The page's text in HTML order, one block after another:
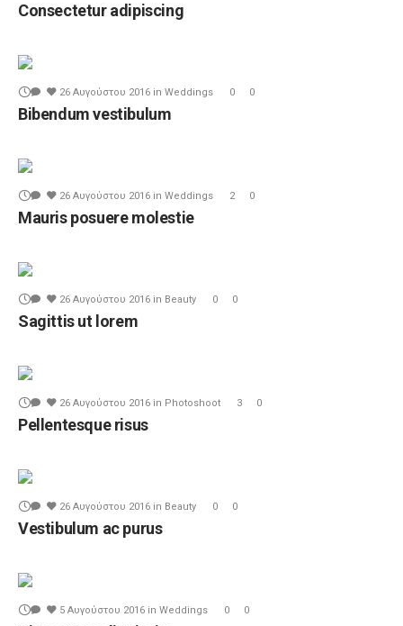
Consectetur adipiscing
26 Αυγούστου 2016 in Weddings 0 0
Bibendum vestibulum
26 Αυγούστου 2016 in Weddings 2 0
Mauris posuere molestie
26 Αυγούστου 2016 in Beauty 0 0
Sagittis ut lorem
26 Αυγούστου 2016 in Photoshoot 3 0
Pellentesque risus
26 Αυγούστου 2016 in Beauty 0 0
Vestibulum ac purus
5 Αυγούστου 2016 in Weddings 0 0